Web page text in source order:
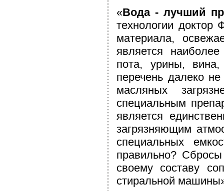
«Вода - лучший
технологии доктор
материала,
является
пота, урины,
перечень далеко
масляных
специальным
является
загрязняющим
специальных
правильно?
своему составу
стиральной